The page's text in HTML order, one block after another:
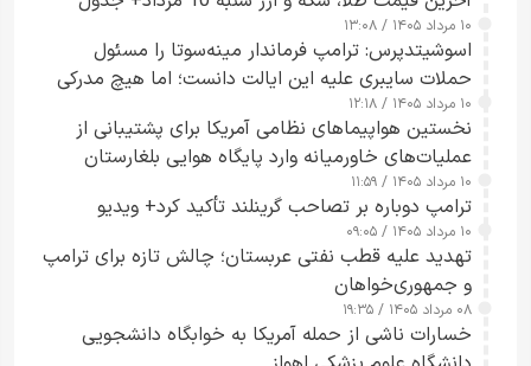
۱۰ مرداد ۱۴۰۵ / ۱۳:۰۸
اسوشیتدپرس: ترامپ فرماندار مینه‌سوتا را مسئول
حملات سایبری علیه این ایالت دانست؛ اما هیچ مدرکی
ارائه نکرد
۱۰ مرداد ۱۴۰۵ / ۱۲:۱۸
نخستین هواپیماهای نظامی آمریکا برای پشتیبانی از
عملیات‌های خاورمیانه وارد پایگاه هوایی بلغارستان
شدند
۱۰ مرداد ۱۴۰۵ / ۱۱:۵۹
ترامپ دوباره بر تصاحب گرینلند تأکید کرد+ ویدیو
۱۰ مرداد ۱۴۰۵ / ۰۹:۰۵
تهدید علیه قطب نفتی عربستان؛ چالش تازه برای ترامپ
و جمهوری‌خواهان
۰۸ مرداد ۱۴۰۵ / ۱۹:۳۵
خسارات ناشی از حمله آمریکا به خوابگاه دانشجویی